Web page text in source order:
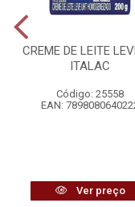
CREME DE LEITE
ITALAC
Código: 25558
EAN:
Ver preço